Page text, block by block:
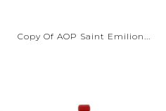
Copy Of AOP Saint Emilion...